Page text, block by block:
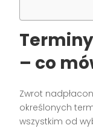
– co
Zwrot
określonych
wszystkim od